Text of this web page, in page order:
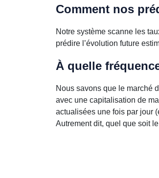
Comment nos
Notre système scanne les
prédire l’évolution future
À quelle
Nous savons que le marché
avec une capitalisation de
actualisées une fois par jour
Autrement dit, quel que soit